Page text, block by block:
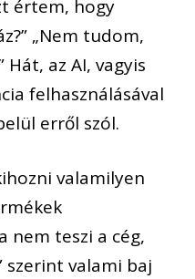
értem, hogy
„Nem tudom,
az AI, vagyis
felhasználásával
erről szól.
valamilyen
nem teszi a cég,
szerint valami baj